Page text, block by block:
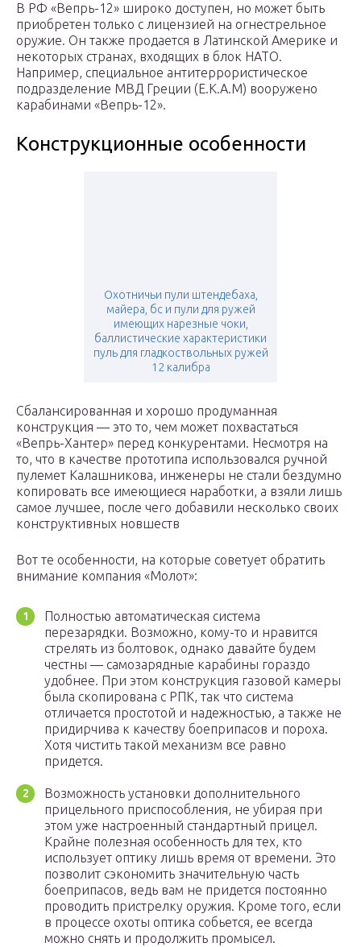
В РФ «Вепрь-12» широко доступен, но может быть
приобретен только с лицензией на огнестрельное
оружие. Он также продается в Латинской Америке и
некоторых странах, входящих в блок НАТО.
Например, специальное антитеррористическое
подразделение МВД Греции (E.K.A.M) вооружено
карабинами «Вепрь-12».
Конструкционные особенности
Охотничьи пули штендебаха,
майера, бс и пули для ружей
имеющих нарезные чоки,
баллистические характеристики
пуль для гладкоствольных ружей
12 калибра
Сбалансированная и хорошо продуманная
конструкция — это то, чем может похвастаться
«Вепрь-Хантер» перед конкурентами. Несмотря на
то, что в качестве прототипа использовался ручной
пулемет Калашникова, инженеры не стали бездумно
копировать все имеющиеся наработки, а взяли лишь
самое лучшее, после чего добавили несколько своих
конструктивных новшеств
Вот те особенности, на которые советует обратить
внимание компания «Молот»:
Полностью автоматическая система
перезарядки. Возможно, кому-то и нравится
стрелять из болтовок, однако давайте будем
честны — самозарядные карабины гораздо
удобнее. При этом конструкция газовой камеры
была скопирована с РПК, так что система
отличается простотой и надежностью, а также не
придирчива к качеству боеприпасов и пороха.
Хотя чистить такой механизм все равно
придется.
Возможность установки дополнительного
прицельного приспособления, не убирая при
этом уже настроенный стандартный прицел.
Крайне полезная особенность для тех, кто
использует оптику лишь время от времени. Это
позволит сэкономить значительную часть
боеприпасов, ведь вам не придется постоянно
проводить пристрелку оружия. Кроме того, если
в процессе охоты оптика собьется, ее всегда
можно снять и продолжить промысел.